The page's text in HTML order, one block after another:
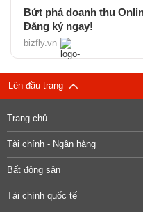
Bứt phá doanh thu
Đăng ký ngay!
bizfly.vn
Lên đầu trang
Trang chủ
Tài chính - Ngân hàng
Bất động sản
Tài chính quốc tế